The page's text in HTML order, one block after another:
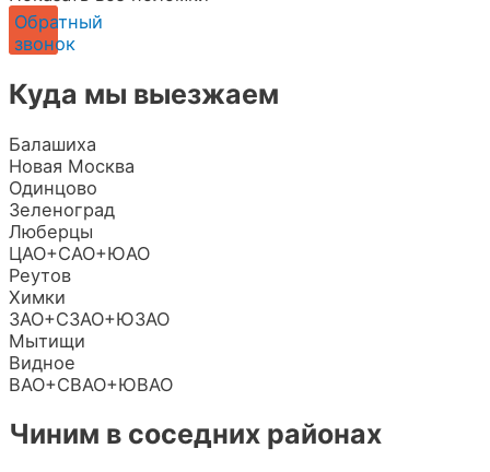
Обратный
звонок
Куда мы выезжаем
Балашиха
Новая Москва
Одинцово
Зеленоград
Люберцы
ЦАО+САО+ЮАО
Реутов
Химки
ЗАО+СЗАО+ЮЗАО
Мытищи
Видное
ВАО+СВАО+ЮВАО
Чиним в соседних районах